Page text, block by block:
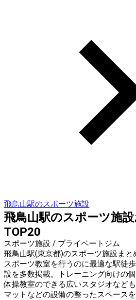
飛鳥山駅のスポーツ施設
飛鳥山駅のスポーツ施
TOP20
スポーツ施設 / プライベートジム
飛鳥山駅(東京都)のスポーツ施設ま
スポーツ教室を行うのに最適な駅徒
設を多数掲載。トレーニング向けの
体操教室のできる広いスタジオなど
マットなどの設備の整ったスペース